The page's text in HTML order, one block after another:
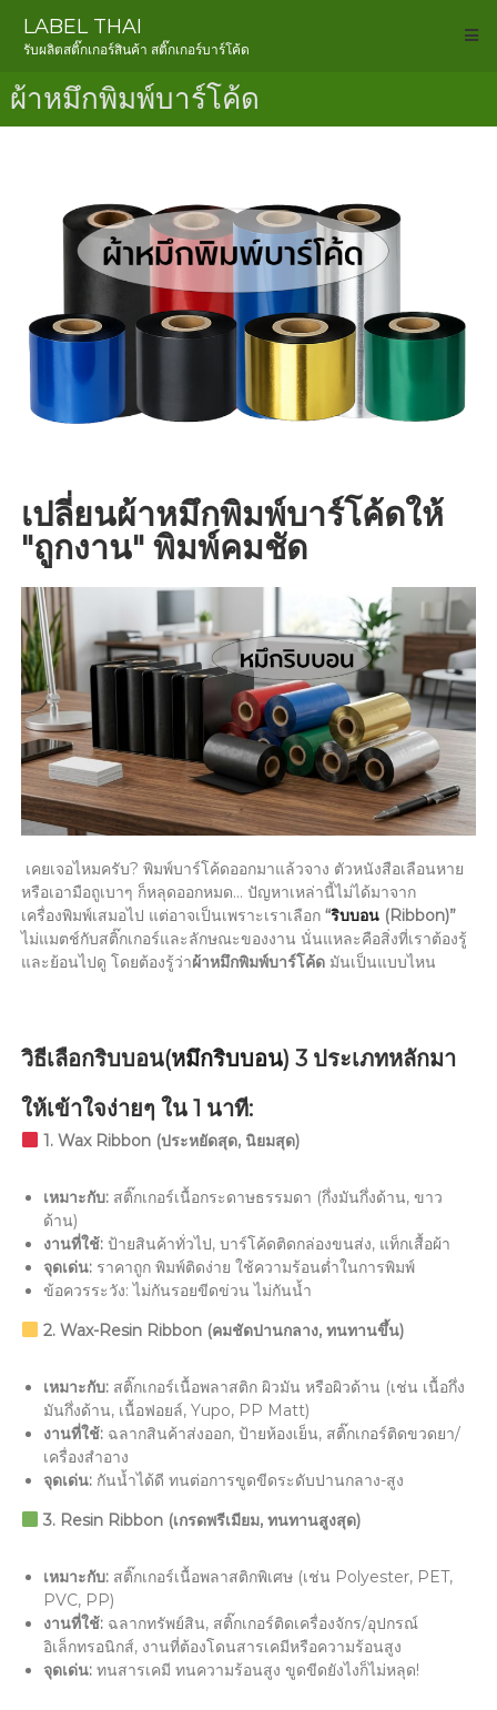
LABEL THAI
รับผลิตสติ๊กเกอร์สินค้า สติ๊กเกอร์บาร์โค้ด
ผ้าหมึกพิมพ์บาร์โค้ด
เปลี่ยนผ้าหมึกพิมพ์บาร์โค้ดให้
"ถูกงาน" พิมพ์คมชัด
เคยเจอไหมครับ? พิมพ์บาร์โค้ดออกมาแล้วจาง ตัวหนังสือเลือนหาย
หรือเอามือถูเบาๆ ก็หลุดออกหมด… ปัญหาเหล่านี้ไม่ได้มาจาก
เครื่องพิมพ์เสมอไป แต่อาจเป็นเพราะเราเลือก “ริบบอน(Ribbon)”
ไม่แมตช์กับสติ๊กเกอร์และลักษณะของงาน นั่นแหละคือสิ่งที่เราต้องรู้
และย้อนไปดู โดยต้องรู้ว่าผ้าหมึกพิมพ์บาร์โค้ดมันเป็นแบบไหน
วิธีเลือกริบบอน(หมึกริบบอน) 3 ประเภทหลักมา
ให้เข้าใจง่ายๆ ใน 1 นาที:
1. Wax Ribbon (ประหยัดสุด, นิยมสุด)
เหมาะกับ:สติ๊กเกอร์เนื้อกระดาษธรรมดา (กึ่งมันกึ่งด้าน, ขาว
ด้าน)
งานที่ใช้:ป้ายสินค้าทั่วไป, บาร์โค้ดติดกล่องขนส่ง, แท็กเสื้อผ้า
จุดเด่น:ราคาถูก พิมพ์ติดง่าย ใช้ความร้อนต่ำในการพิมพ์
ข้อควรระวัง: ไม่กันรอยขีดข่วน ไม่กันน้ำ
2. Wax-Resin Ribbon (คมชัดปานกลาง, ทนทานขึ้น)
เหมาะกับ:สติ๊กเกอร์เนื้อพลาสติก ผิวมัน หรือผิวด้าน (เช่น เนื้อกึ่ง
มันกึ่งด้าน, เนื้อฟอยล์, Yupo, PP Matt)
งานที่ใช้:ฉลากสินค้าส่งออก, ป้ายห้องเย็น, สติ๊กเกอร์ติดขวดยา/
เครื่องสำอาง
จุดเด่น:กันน้ำได้ดี ทนต่อการขูดขีดระดับปานกลาง-สูง
3. Resin Ribbon (เกรดพรีเมียม, ทนทานสูงสุด)
เหมาะกับ:สติ๊กเกอร์เนื้อพลาสติกพิเศษ (เช่น Polyester, PET,
PVC, PP)
งานที่ใช้:ฉลากทรัพย์สิน, สติ๊กเกอร์ติดเครื่องจักร/อุปกรณ์
อิเล็กทรอนิกส์, งานที่ต้องโดนสารเคมีหรือความร้อนสูง
จุดเด่น:ทนสารเคมี ทนความร้อนสูง ขูดขีดยังไงก็ไม่หลุด!